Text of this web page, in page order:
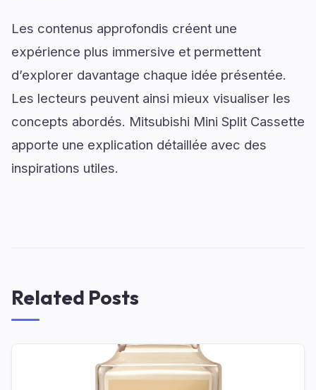
Les contenus approfondis créent une
expérience plus immersive et permettent
d’explorer davantage chaque idée présentée.
Les lecteurs peuvent ainsi mieux visualiser les
concepts abordés. Mitsubishi Mini Split Cassette
apporte une explication détaillée avec des
inspirations utiles.
Related Posts